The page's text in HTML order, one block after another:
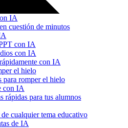
IA
cuestión de minutos
con IA
con IA
con IA
el hielo
para romper el hielo
con IA
rápidas para tus alumnos
cualquier tema educativo
de IA